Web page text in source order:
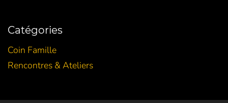
Catégories
Coin Famille
Rencontres & Ateliers